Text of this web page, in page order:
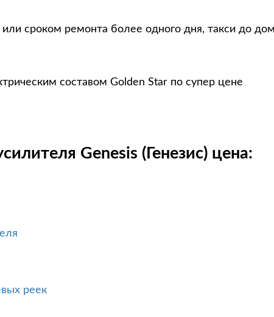
сроком ремонта более одного дня, такси до
составом Golden Star по супер цене
Genesis (Генезис) цена:
реек